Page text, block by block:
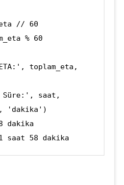
// 60
% 60
toplam_eta,
Süre:', saat,
'dakika')
dakika